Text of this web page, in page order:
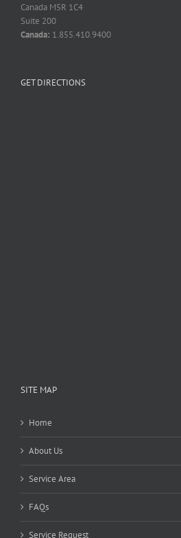
Canada M5R 1C4
Suite 200
Canada: 1.855.410.9400
GET DIRECTIONS
SITE MAP
Home
About Us
Service Area
FAQs
Service Request